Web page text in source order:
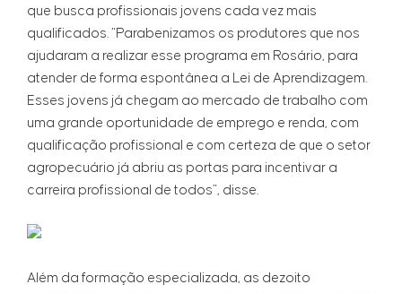
que busca profissionais jovens cada vez mais
qualificados. “Parabenizamos os produtores que nos
ajudaram a realizar esse programa em Rosário, para
atender de forma espontânea a Lei de Aprendizagem.
Esses jovens já chegam ao mercado de trabalho com
uma grande oportunidade de emprego e renda, com
qualificação profissional e com certeza de que o setor
agropecuário já abriu as portas para incentivar a
carreira profissional de todos”, disse.
Além da formação especializada, as dezoito